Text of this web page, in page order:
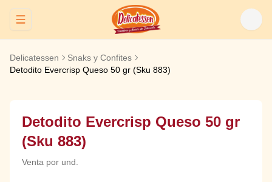
Abrir menu de navegación
Delicatessen
Snaks y Confites
Detodito Evercrisp Queso 50 gr (Sku 883)
Detodito Evercrisp Queso 50 gr
(Sku 883)
Venta por und.